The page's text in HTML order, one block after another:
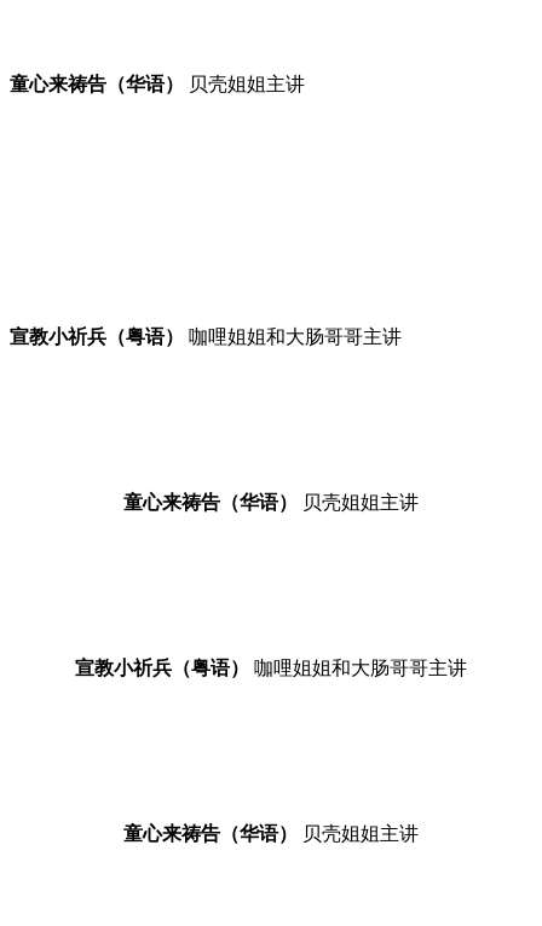
童心来祷告（华语） 贝壳姐姐主讲
宣教小祈兵（粤语） 咖哩姐姐和大肠哥哥主讲
童心来祷告（华语） 贝壳姐姐主讲
宣教小祈兵（粤语） 咖哩姐姐和大肠哥哥主讲
童心来祷告（华语） 贝壳姐姐主讲